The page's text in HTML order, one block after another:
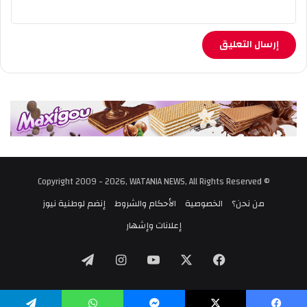
© Copyright 2009 - 2026, WATANIA NEWS, All Rights Reserved
من نحن؟
الخصوصية الأحكام والشروط إنضم لوطنية نيوز
إعلانات وإشهار
فيسبوك ‫YouTube انستقرام